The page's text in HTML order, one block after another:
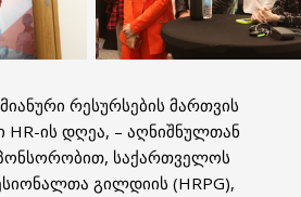
რესურსების მართვის
HR-ის დღეა, – აღნიშნულთან
საქართველოს
გილდიის (HRPG),